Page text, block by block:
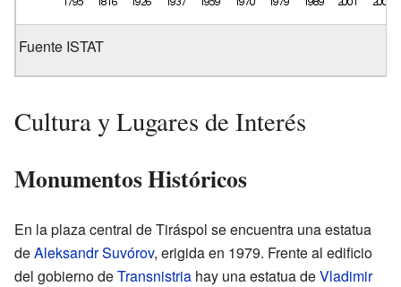
Fuente ISTAT
Cultura y Lugares de Interés
Monumentos Históricos
En la plaza central de Tiráspol se encuentra una estatua
deAleksandr Suvórov, erigida en 1979. Frente al edificio
del gobierno deTransnistria hay una estatua deVladimir